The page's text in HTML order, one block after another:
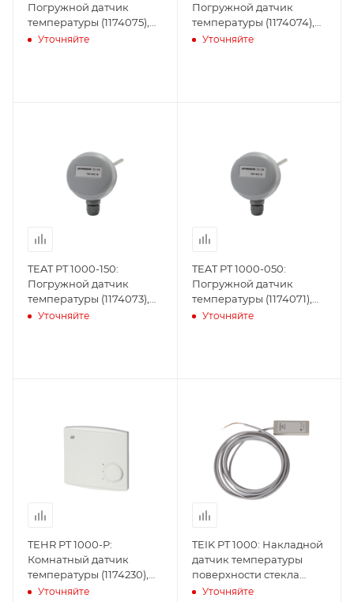
Погружной датчик
температуры (1174075),
Produal
Уточняйте
Погружной датчик
температуры (1174074),
Produal
Уточняйте
TEAT PT 1000-150:
Погружной датчик
температуры (1174073),
Produal
Уточняйте
TEAT PT 1000-050:
Погружной датчик
температуры (1174071),
Produal
Уточняйте
TEHR PT 1000-P:
Комнатный датчик
температуры (1174230),
Produal
Уточняйте
TEIK PT 1000: Накладной
датчик температуры
поверхности стекла
(1174220), Produal
Уточняйте